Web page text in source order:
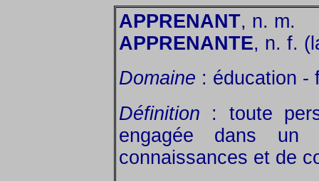
APPRENANT, n. m.
APPRENANTE, n. f.
Domaine : éducation -
Définition : toute
engagée dans un
connaissances et de